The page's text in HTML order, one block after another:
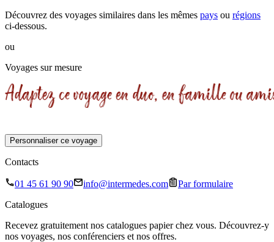
Découvrez des voyages similaires dans les mêmes pays ou régions
ci-dessous.
ou
Voyages sur mesure
Personnaliser ce voyage
Contacts
01 45 61 90 90 info@intermedes.com
Par formulaire
Catalogues
Recevez gratuitement nos catalogues papier chez vous. Découvrez-y
nos voyages, nos conférenciers et nos offres.